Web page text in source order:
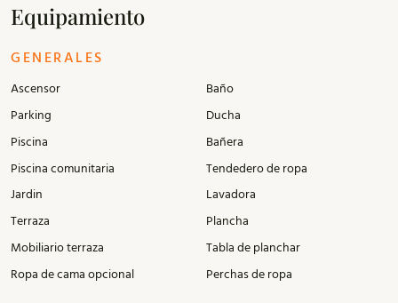
Equipamiento
GENERALES
Ascensor
Parking
Piscina
Piscina comunitaria
Jardin
Terraza
Mobiliario terraza
Ropa de cama opcional
Baño
Ducha
Bañera
Tendedero de ropa
Lavadora
Plancha
Tabla de planchar
Perchas de ropa